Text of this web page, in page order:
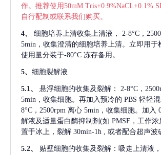
作。推荐使用50mM Tris+0.9%NaCL+0.1%
自行配制或联系我们购买。
4、 细胞培养上清收集上清液，
2-8°C，
5min，收集澄清的细胞培养上清。立即用于
使用量分装于-80°C 冻存备用。
5、 细胞裂解液
5.1、 悬浮细胞的收集及裂解：
2-8°C，
5min，收集细胞。再加入预冷的 PBS 轻轻
8°C，2500rpm 离心 5min，收集细胞。加入
解液及适量蛋白酶抑制剂(如 PMSF，工作浓
置于冰上，裂解 30min-1h , 或者配合超声波
5.2、
贴壁细胞的收集及裂解：吸走上清液